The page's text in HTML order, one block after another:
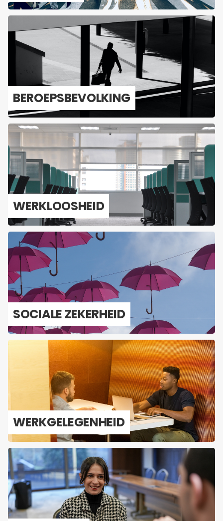
BE­ROEPS­BE­VOL­KING
WERK­LOOS­HEID
SO­CI­A­LE ZE­KER­HEID
WERK­GE­LE­GEN­HEID